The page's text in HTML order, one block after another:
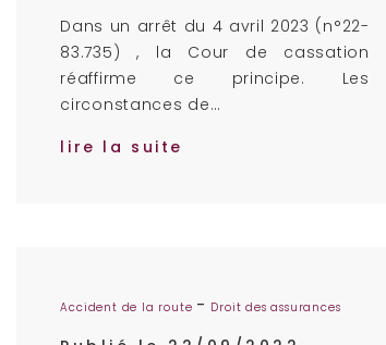
Dans un arrêt du 4 avril 2023 (n°22-
83.735) , la Cour de cassation
réaffirme ce principe. Les
circonstances de…
lire la suite
Accident de la route - Droit des assurances